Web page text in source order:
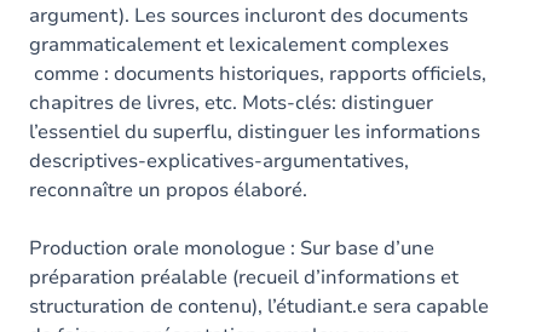
argument). Les sources incluront des documents
grammaticalement et lexicalement complexes
comme : documents historiques, rapports officiels,
chapitres de livres, etc. Mots-clés: distinguer
l’essentiel du superflu, distinguer les informations
descriptives-explicatives-argumentatives,
reconnaître un propos élaboré.
Production orale monologue : Sur base d’une
préparation préalable (recueil d’informations et
structuration de contenu), l’étudiant.e sera capable